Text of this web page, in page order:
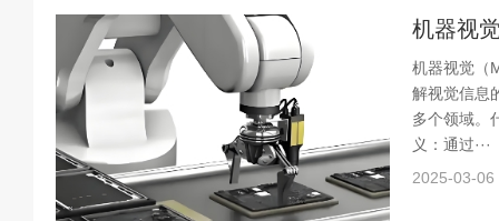
机器视
机器视觉（
解视觉信息
多个领域。
义：通过···
2025-03-06